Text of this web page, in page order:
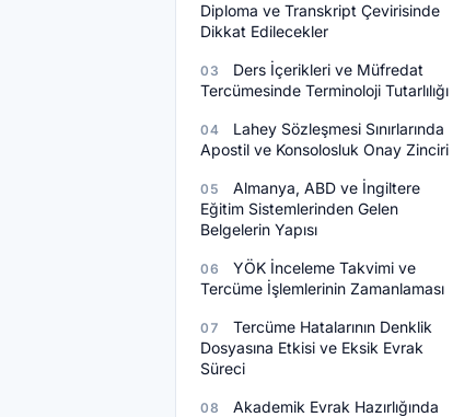
Diploma ve Transkript Çevirisinde
Dikkat Edilecekler
03
Ders İçerikleri ve Müfredat
Tercümesinde Terminoloji Tutarlılığı
04
Lahey Sözleşmesi Sınırlarında
Apostil ve Konsolosluk Onay Zinciri
05
Almanya, ABD ve İngiltere
Eğitim Sistemlerinden Gelen
Belgelerin Yapısı
06
YÖK İnceleme Takvimi ve
Tercüme İşlemlerinin Zamanlaması
07
Tercüme Hatalarının Denklik
Dosyasına Etkisi ve Eksik Evrak
Süreci
08
Akademik Evrak Hazırlığında